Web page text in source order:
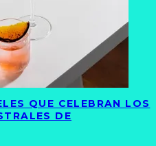
QUE CELEBRAN LOS
DE